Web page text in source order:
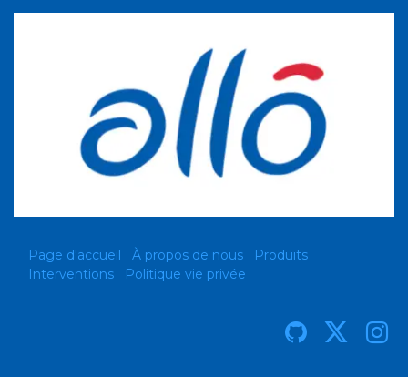
Page d'accueil À propos de nous
Produits
Interventions
Politique vie privée